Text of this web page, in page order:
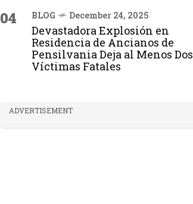
04 BLOG December 24, 2025
Devastadora Explosión en
Residencia de Ancianos de
Pensilvania Deja al Menos Dos
Víctimas Fatales
ADVERTISEMENT